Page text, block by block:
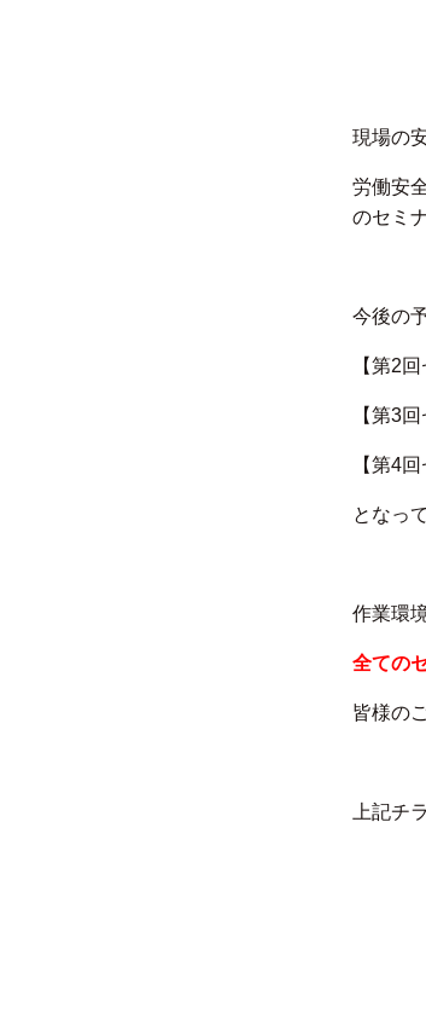
現場の
労働安
のセミ
今後の
【第2
【第3
【第4
となっ
作業環
全ての
皆様の
上記チ